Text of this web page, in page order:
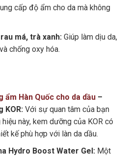
cấp độ ẩm cho da mà không
má, trà xanh: Giúp làm dịu da,
chống oxy hóa.
ẩm Hàn Quốc cho da dầu –
KOR: Với sự quan tâm của bạn
này, kem dưỡng của KOR có
kế phù hợp với làn da dầu.
Hydro Boost Water Gel: Một